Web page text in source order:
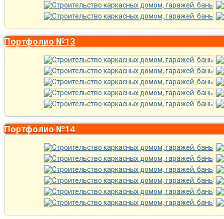
Портфолио №13
Портфолио №14